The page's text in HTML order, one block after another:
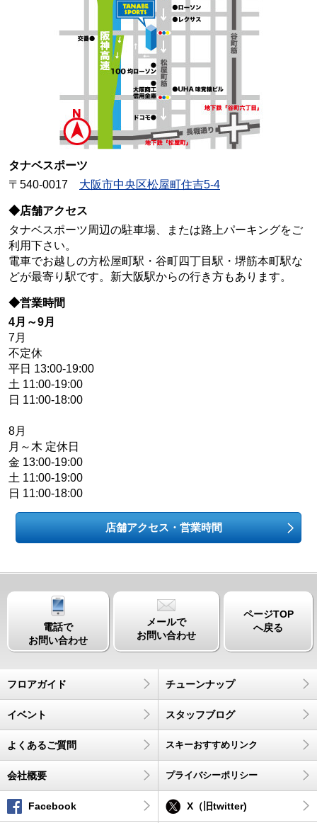
タナベスポーツ
〒540-0017 大阪市中央区松屋町住吉5-4
◆店舗アクセス
タナベスポーツ周辺の駐車場、または路上パーキングをご
利用下さい。
電車でお越しの方松屋町駅・谷町四丁目駅・堺筋本町駅な
どが最寄り駅です。新大阪駅からの行き方もあります。
◆営業時間
4月～9月
7月
不定休
平日 13:00-19:00
土 11:00-19:00
日 11:00-18:00
8月
月～木 定休日
金 13:00-19:00
土 11:00-19:00
日 11:00-18:00
店舗アクセス・営業時間
電話で
お問い合わせ
メールで
お問い合わせ
ページTOP
へ戻る
フロアガイド チューンナップ
イベント スタッフブログ
よくあるご質問 スキーおすすめリンク
会社概要 プライバシーポリシー
Facebook X（旧twitter)